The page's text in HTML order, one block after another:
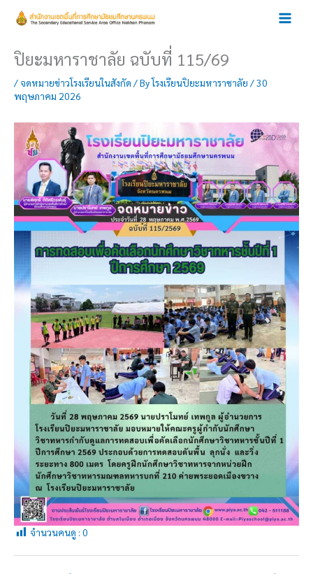
ปิยะมหาราชาลัย ฉบับที่ 115/69
/จดหมายข่าวโรงเรียนในสังกัด / Byโรงเรียนปิยะมหาราชาลัย /30
พฤษภาคม 2026
จำนวนคนดู : 0